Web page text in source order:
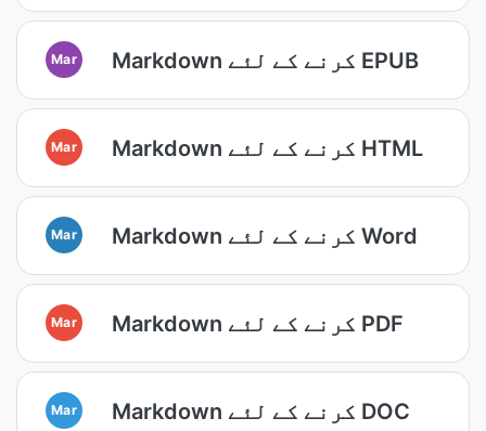
Mar Markdown کرنے کے لئے EPUB
Mar Markdown کرنے کے لئے HTML
Mar Markdown کرنے کے لئے Word
Mar Markdown کرنے کے لئے PDF
Mar Markdown کرنے کے لئے DOC